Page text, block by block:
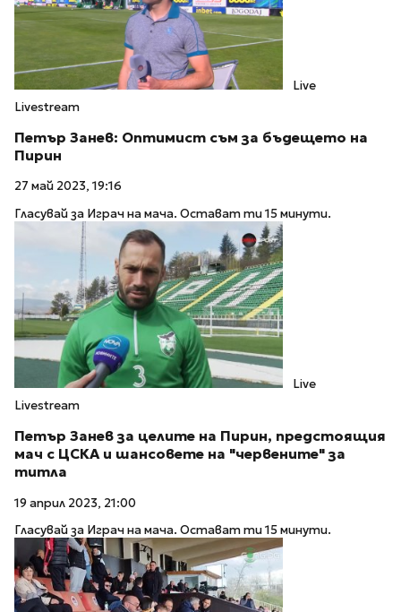
Live
Livestream
Петър Занев: Оптимист съм за бъдещето на
Пирин
27 май 2023, 19:16
Гласувай за Играч на мача. Остават ти 15 минути.
Live
Livestream
Петър Занев за целите на Пирин, предстоящия
мач с ЦСКА и шансовете на "червените" за
титла
19 април 2023, 21:00
Гласувай за Играч на мача. Остават ти 15 минути.